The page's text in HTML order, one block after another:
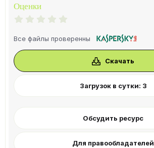
Оценки
0
з
з
Все файлы проверенны
Скачать
Загрузок в сутки: 3
Обсудить ресурс
Для правообладателей